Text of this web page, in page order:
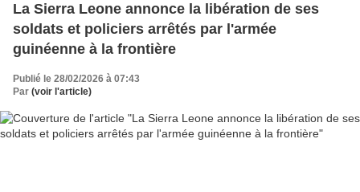
La Sierra Leone annonce la libération de ses
soldats et policiers arrêtés par l'armée
guinéenne à la frontière
Publié le 28/02/2026 à 07:43
Par (voir l'article)